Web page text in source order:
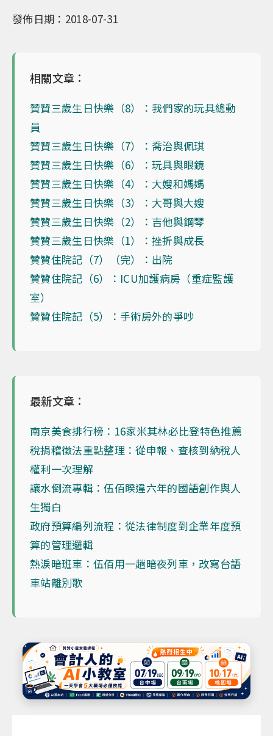
發佈日期：2018-07-31
相關文章：
贊贊三歲生日快樂（8）：我們家的玩具總動
員
贊贊三歲生日快樂（7）：喬治與佩琪
贊贊三歲生日快樂（6）：玩具與眼鏡
贊贊三歲生日快樂（4）：大嫂和媽媽
贊贊三歲生日快樂（3）：大哥與大嫂
贊贊三歲生日快樂（2）：吉他與鋼琴
贊贊三歲生日快樂（1）：挫折與成長
贊贊住院記（7）（完）：出院
贊贊住院記（6）：ICU加護病房（重症監護
室）
贊贊住院記（5）：手術房外的爭吵
最新文章：
南京美食排行榜：16家米其林必比登特色推薦
稅捐稽徵法重點整理：從申報、查核到納稅人
權利一次理解
讓水倒流專輯：伍佰睽違六年的國語創作與人
生獨白
政府預算編列流程：從法律制度到企業年度預
算的管理邏輯
熱淚暗班車：伍佰用一趟暗夜列車，改寫台語
車站離別歌